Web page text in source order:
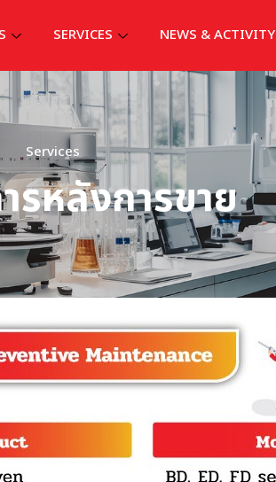
SERVICES NEWS & ACTIVITY
Services
รหลังการขาย